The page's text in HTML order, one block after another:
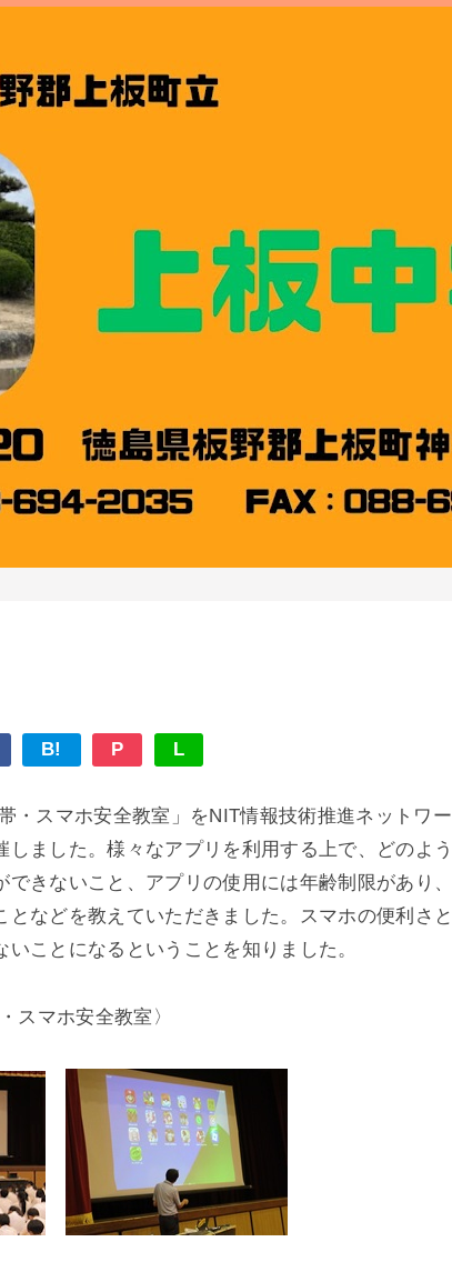
B! P L
・スマホ安全教室」をNIT情報技術推進ネットワー
ました。様々なアプリを利用する上で、どのよう
きないこと、アプリの使用には年齢制限があり、
などを教えていただきました。スマホの便利さと
ことになるということを知りました。
スマホ安全教室〉